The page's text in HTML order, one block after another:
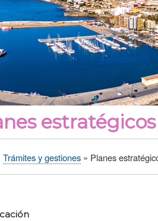
Trámites y gestiones Planes